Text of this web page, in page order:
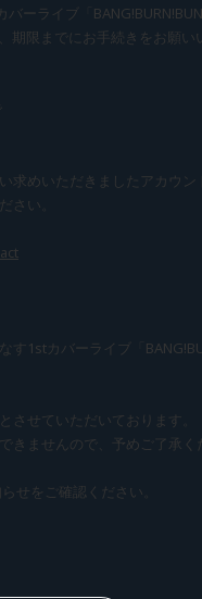
ーライブ「
限までにお手続きをお願い
求めいただきましたアカウ
さい。
1stカバーライブ「
せていただいております。
ませんので、予めご了承く
せをご確認ください。